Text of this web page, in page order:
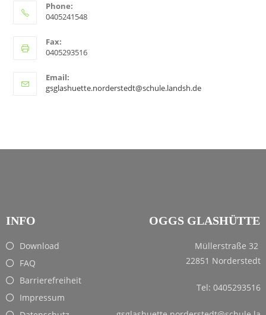
Phone:
0405241548
Fax:
0405293516
Email:
gsglashuette.norderstedt@schule.landsh.de
INFO
Download
FAQ
Barrierefreiheit
Impressum
OGGS GLASHÜTTE
Müllerstraße 32
22851 Norderstedt
Tel: 0405293516